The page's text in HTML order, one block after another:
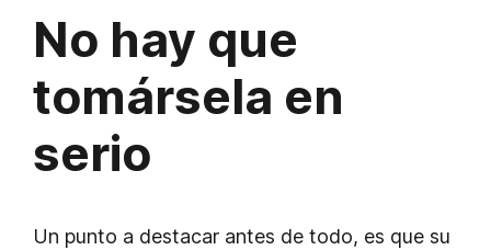
No hay que
tomársela en
serio
Un punto a destacar antes de todo, es que su